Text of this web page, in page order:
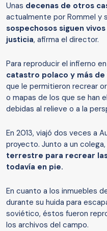
Unas decenas de otros
actualmente por Rommel y
sospechosos siguen
justicia, afirma el director.
Para reproducir el infierno
catastro polaco y más de
que le permitieron recrear
o mapas de los que se han
debidas al relieve o a la
En 2013, viajó dos veces a
proyecto. Junto a un colega,
terrestre para recrear
todavía en pie.
En cuanto a los inmuebles
durante su huida para
soviético, éstos fueron
los archivos del campo.